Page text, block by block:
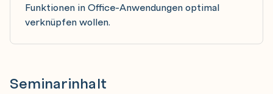
Funktionen in Office-Anwendungen optimal
verknüpfen wollen.
Seminarinhalt